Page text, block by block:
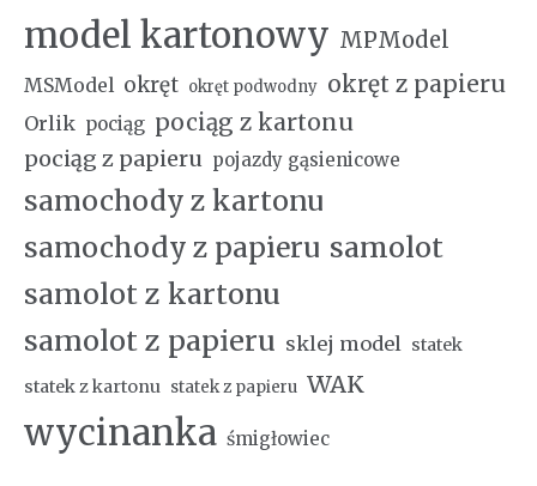
model kartonowy MPModel
MSModel okręt okręt podwodny okręt z papieru
Orlik pociąg pociąg z kartonu
pociąg z papieru pojazdy gąsienicowe
samochody z kartonu
samochody z papieru samolot
samolot z kartonu
samolot z papieru sklej model
statek
statek z kartonu statek z papieru WAK
wycinanka śmigłowiec